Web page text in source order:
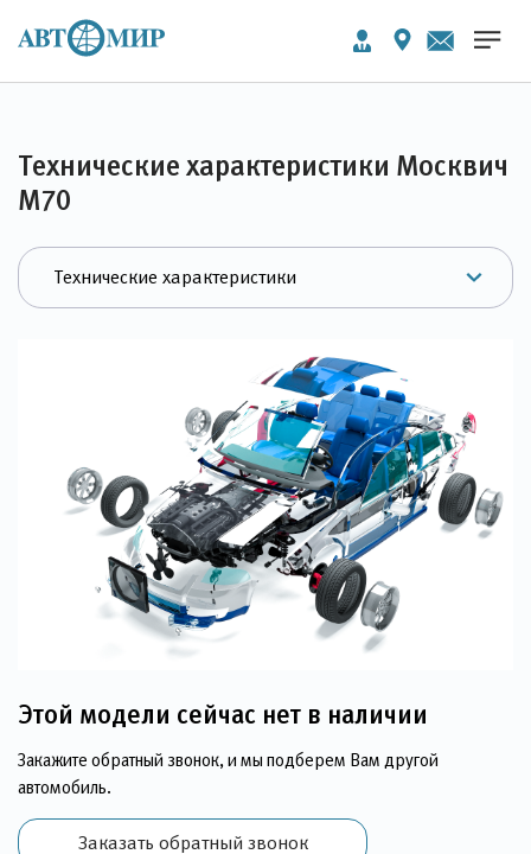
Технические характеристики Москвич
М70
Этой модели сейчас нет в наличии
Закажите обратный звонок, и мы подберем Вам другой
автомобиль.
Заказать обратный звонок